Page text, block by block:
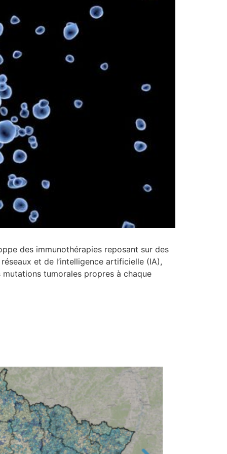
des immunothérapies reposant sur des
et de l’intelligence artificielle (IA),
tumorales propres à chaque